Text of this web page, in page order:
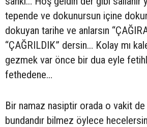
tepende ve dokunursun içine
dokuyan tarihe ve anlarsın
“ÇAĞRILDIK” dersin… Kolay mı
gezmek var önce bir dua eyle
fethedene…
Bir namaz nasiptir orada o vakit de
bundandır bilmez öylece